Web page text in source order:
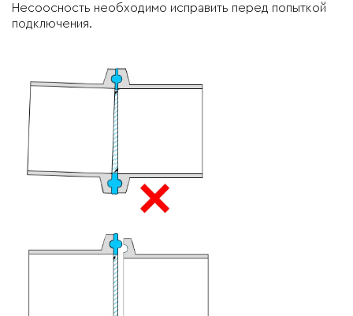
Несоосность необходимо исправить перед попыткой
подключения.